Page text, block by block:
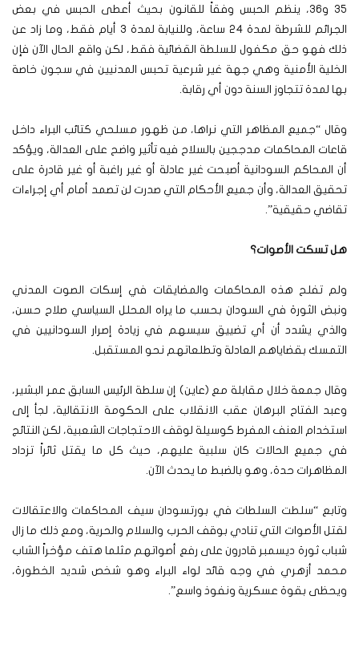
35 و36، ينظم الحبس وفقاً للقانون بحيث أعطى الحبس في بعض
الجرائم للشرطة لمدة 24 ساعة، وللنيابة لمدة 3 أيام فقط، وما زاد عن
ذلك فهو حق مكفول للسلطة القضائية فقط، لكن واقع الحال الآن فإن
الخلية الأمنية وهي جهة غير شرعية تحبس المدنيين في سجون خاصة
بها لمدة تتجاوز السنة دون أي رقابة.
وقال “جميع المظاهر التي نراها، من ظهور مسلحي كتائب البراء داخل
قاعات المحاكمات مدججين بالسلاح فيه تأثير واضح على العدالة، ويؤكد
أن المحاكم السودانية أصبحت غير عادلة أو غير راغبة أو غير قادرة على
تحقيق العدالة، وأن جميع الأحكام التي صدرت لن تصمد أمام أي إجراءات
تقاضي حقيقية”.
هل تسكت الأصوات؟
ولم تفلح هذه المحاكمات والمضايقات في إسكات الصوت المدني
ونبض الثورة في السودان بحسب ما يراه المحلل السياسي صلاح حسن،
والذي يشدد أن أي تضييق سيسهم في زيادة إصرار السودانيين في
التمسك بقضاياهم العادلة وتطلعاتهم نحو المستقبل.
وقال جمعة خلال مقابلة مع (عاين) إن سلطة الرئيس السابق عمر البشير،
وعبد الفتاح البرهان عقب الانقلاب على الحكومة الانتقالية، لجأ إلى
استخدام العنف المفرط كوسيلة لوقف الاحتجاجات الشعبية، لكن النتائج
في جميع الحالات كان سلبية عليهم، حيث كل ما يقتل ثائراً تزداد
المظاهرات حدة، وهو بالضبط ما يحدث الآن.
وتابع “سلطت السلطات في بورتسودان سيف المحاكمات والاعتقالات
لقتل الأصوات التي تنادي بوقف الحرب والسلام والحرية، ومع ذلك ما زال
شباب ثورة ديسمبر قادرون على رفع أصواتهم مثلما هتف مؤخراً الشاب
محمد أزهري في وجه قائد لواء البراء وهو شخص شديد الخطورة،
ويحظى بقوة عسكرية ونفوذ واسع”.